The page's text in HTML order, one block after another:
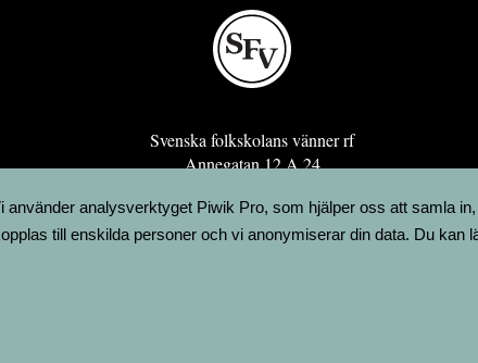
Svenska folkskolans vänner rf
Annegatan 12 A 24
sfv@sfv.fi
analysverktyget Piwik Pro, som hjälper oss att samla
till enskilda personer och vi anonymiserar din data. Du kan